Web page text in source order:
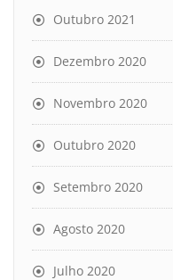
Outubro 2021
Dezembro 2020
Novembro 2020
Outubro 2020
Setembro 2020
Agosto 2020
Julho 2020